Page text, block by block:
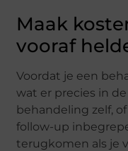
Maak
vooraf
Voordat je een
wat er precies in
behandeling zelf,
follow-up
terugkomen als je